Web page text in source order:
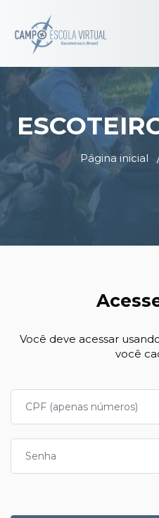
Página inicial
Avançar para fazer o
Você deve acessar
você